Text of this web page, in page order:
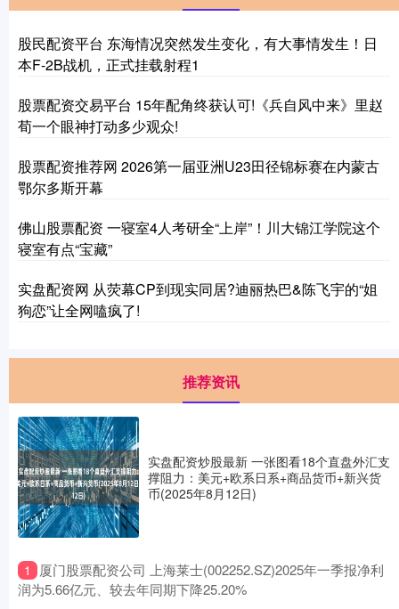
股民配资平台 东海情况突然发生变化，有大事情发生！日
本F-2B战机，正式挂载射程1
股票配资交易平台 15年配角终获认可!《兵自风中来》里赵
荀一个眼神打动多少观众!
股票配资推荐网 2026第一届亚洲U23田径锦标赛在内蒙古
鄂尔多斯开幕
佛山股票配资 一寝室4人考研全“上岸”！川大锦江学院这个
寝室有点“宝藏”
实盘配资网 从荧幕CP到现实同居?迪丽热巴&陈飞宇的“姐
狗恋”让全网嗑疯了!
推荐资讯
实盘配资炒股最新 一张图看18个直盘外汇支
撑阻力：美元+欧系日系+商品货币+新兴货
币(2025年8月12日)
1
​厦门股票配资公司 上海莱士(002252.SZ)2025年一季报净利
润为5.66亿元、较去年同期下降25.20%